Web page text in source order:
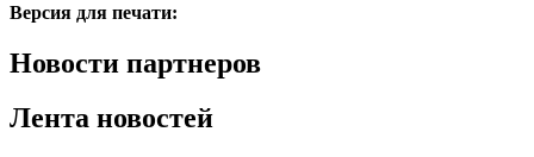
Версия для печати:
Новости партнеров
Лента новостей